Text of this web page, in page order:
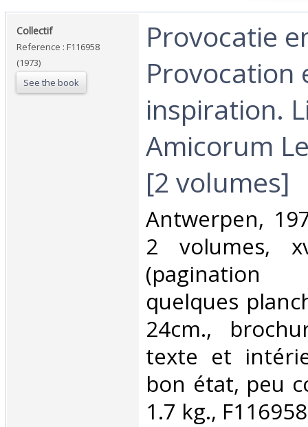
‎Collectif‎
Reference : F116958
(1973)
See the book
‎Provocatie
Provocation
inspiration.
Amicorum
[2 volumes]‎
‎Antwerpen,
2 volumes,
(pagination
quelques
24cm.,
texte et
bon état, peu
1.7 kg., F116958‎